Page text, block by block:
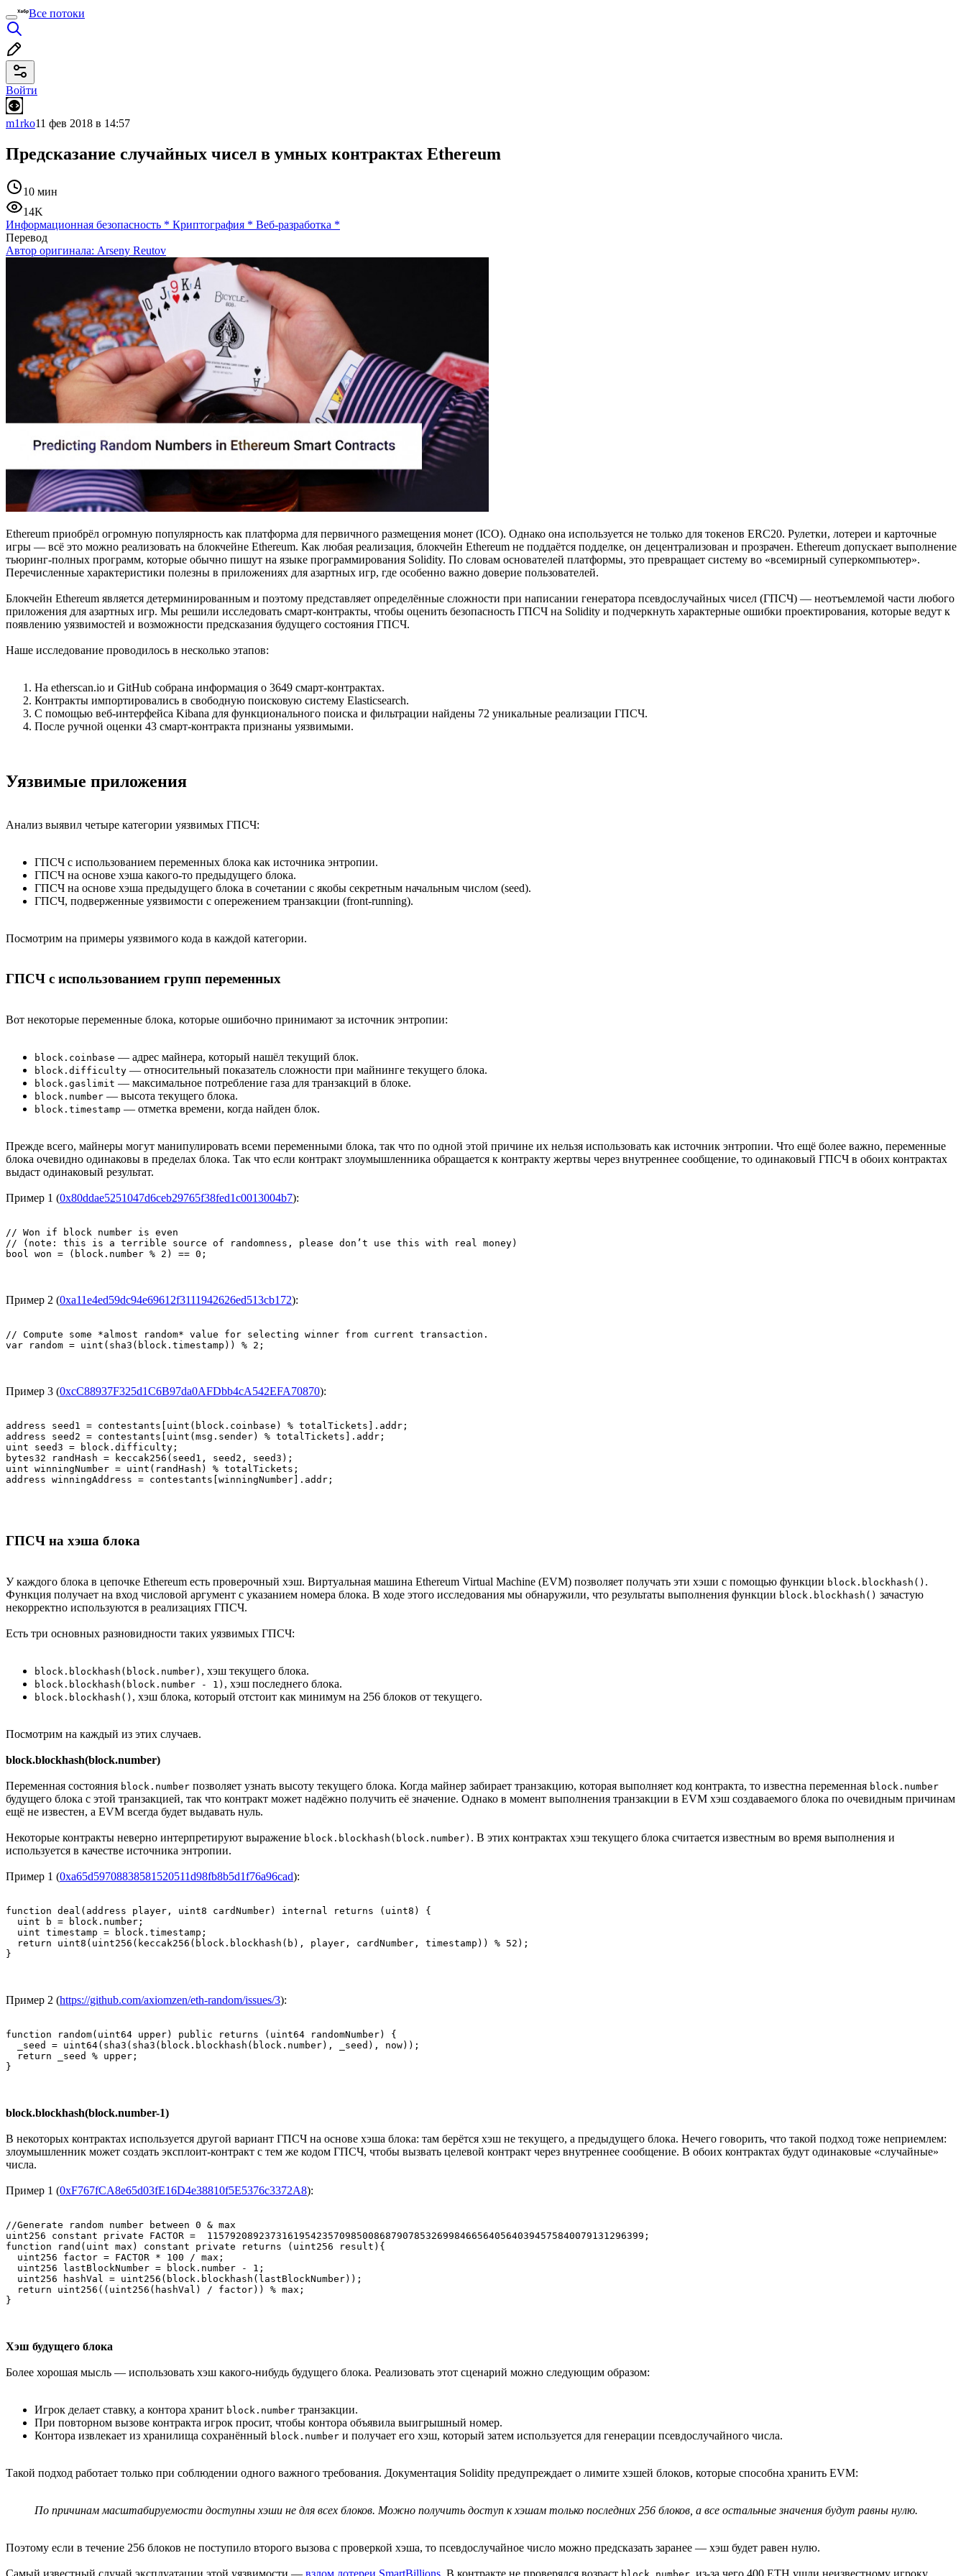
Все потоки
Войти
m1rko11 фев 2018 в 14:57
Предсказание случайных чисел в умных контрактах Ethereum
10 мин
14K
Информационная безопасность * Криптография * Веб-разработка *
Перевод
Автор оригинала: Arseny Reutov
Ethereum приобрёл огромную популярность как платформа для первичного размещения монет (ICO). Однако она используется не только для токенов ERC20. Рулетки, лотереи и карточные
игры — всё это можно реализовать на блокчейне Ethereum. Как любая реализация, блокчейн Ethereum не поддаётся подделке, он децентрализован и прозрачен. Ethereum допускает выполнение
тьюринг-полных программ, которые обычно пишут на языке программирования Solidity. По словам основателей платформы, это превращает систему во «всемирный суперкомпьютер».
Перечисленные характеристики полезны в приложениях для азартных игр, где особенно важно доверие пользователей.
Блокчейн Ethereum является детерминированным и поэтому представляет определённые сложности при написании генератора псевдослучайных чисел (ГПСЧ) — неотъемлемой части любого
приложения для азартных игр. Мы решили исследовать смарт-контракты, чтобы оценить безопасность ГПСЧ на Solidity и подчеркнуть характерные ошибки проектирования, которые ведут к
появлению уязвимостей и возможности предсказания будущего состояния ГПСЧ.
Наше исследование проводилось в несколько этапов:
На etherscan.io и GitHub собрана информация о 3649 смарт-контрактах.
Контракты импортировались в свободную поисковую систему Elasticsearch.
С помощью веб-интерфейса Kibana для функционального поиска и фильтрации найдены 72 уникальные реализации ГПСЧ.
После ручной оценки 43 смарт-контракта признаны уязвимыми.
Уязвимые приложения
Анализ выявил четыре категории уязвимых ГПСЧ:
ГПСЧ с использованием переменных блока как источника энтропии.
ГПСЧ на основе хэша какого-то предыдущего блока.
ГПСЧ на основе хэша предыдущего блока в сочетании с якобы секретным начальным числом (seed).
ГПСЧ, подверженные уязвимости с опережением транзакции (front-running).
Посмотрим на примеры уязвимого кода в каждой категории.
ГПСЧ с использованием групп переменных
Вот некоторые переменные блока, которые ошибочно принимают за источник энтропии:
block.coinbase — адрес майнера, который нашёл текущий блок.
block.difficulty — относительный показатель сложности при майнинге текущего блока.
block.gaslimit — максимальное потребление газа для транзакций в блоке.
block.number — высота текущего блока.
block.timestamp — отметка времени, когда найден блок.
Прежде всего, майнеры могут манипулировать всеми переменными блока, так что по одной этой причине их нельзя использовать как источник энтропии. Что ещё более важно, переменные
блока очевидно одинаковы в пределах блока. Так что если контракт злоумышленника обращается к контракту жертвы через внутреннее сообщение, то одинаковый ГПСЧ в обоих контрактах
выдаст одинаковый результат.
Пример 1 (0x80ddae5251047d6ceb29765f38fed1c0013004b7):
// Won if block number is even
// (note: this is a terrible source of randomness, please don’t use this with real money)
bool won = (block.number % 2) == 0;
Пример 2 (0xa11e4ed59dc94e69612f3111942626ed513cb172):
// Compute some *almost random* value for selecting winner from current transaction.
var random = uint(sha3(block.timestamp)) % 2;
Пример 3 (0xcC88937F325d1C6B97da0AFDbb4cA542EFA70870):
address seed1 = contestants[uint(block.coinbase) % totalTickets].addr;
address seed2 = contestants[uint(msg.sender) % totalTickets].addr;
uint seed3 = block.difficulty;
bytes32 randHash = keccak256(seed1, seed2, seed3);
uint winningNumber = uint(randHash) % totalTickets;
address winningAddress = contestants[winningNumber].addr;
ГПСЧ на хэша блока
У каждого блока в цепочке Ethereum есть проверочный хэш. Виртуальная машина Ethereum Virtual Machine (EVM) позволяет получать эти хэши с помощью функции block.blockhash() .
Функция получает на вход числовой аргумент с указанием номера блока. В ходе этого исследования мы обнаружили, что результаты выполнения функции block.blockhash() зачастую
некорректно используются в реализациях ГПСЧ.
Есть три основных разновидности таких уязвимых ГПСЧ:
block.blockhash(block.number) , хэш текущего блока.
block.blockhash(block.number - 1) , хэш последнего блока.
block.blockhash() , хэш блока, который отстоит как минимум на 256 блоков от текущего.
Посмотрим на каждый из этих случаев.
block.blockhash(block.number)
Переменная состояния block.number позволяет узнать высоту текущего блока. Когда майнер забирает транзакцию, которая выполняет код контракта, то известна переменная block.number
будущего блока с этой транзакцией, так что контракт может надёжно получить её значение. Однако в момент выполнения транзакции в EVM хэш создаваемого блока по очевидным причинам
ещё не известен, а EVM всегда будет выдавать нуль.
Некоторые контракты неверно интерпретируют выражение block.blockhash(block.number) . В этих контрактах хэш текущего блока считается известным во время выполнения и
используется в качестве источника энтропии.
Пример 1 (0xa65d59708838581520511d98fb8b5d1f76a96cad):
function deal(address player, uint8 cardNumber) internal returns (uint8) {
  uint b = block.number;
  uint timestamp = block.timestamp;
  return uint8(uint256(keccak256(block.blockhash(b), player, cardNumber, timestamp)) % 52);
}
Пример 2 (https://github.com/axiomzen/eth-random/issues/3):
function random(uint64 upper) public returns (uint64 randomNumber) {
  _seed = uint64(sha3(sha3(block.blockhash(block.number), _seed), now));
  return _seed % upper;
}
block.blockhash(block.number-1)
В некоторых контрактах используется другой вариант ГПСЧ на основе хэша блока: там берётся хэш не текущего, а предыдущего блока. Нечего говорить, что такой подход тоже неприемлем:
злоумышленник может создать эксплоит-контракт с тем же кодом ГПСЧ, чтобы вызвать целевой контракт через внутреннее сообщение. В обоих контрактах будут одинаковые «случайные»
числа.
Пример 1 (0xF767fCA8e65d03fE16D4e38810f5E5376c3372A8):
//Generate random number between 0 & max
uint256 constant private FACTOR =  1157920892373161954235709850086879078532699846656405640394575840079131296399;
function rand(uint max) constant private returns (uint256 result){
  uint256 factor = FACTOR * 100 / max;
  uint256 lastBlockNumber = block.number - 1;
  uint256 hashVal = uint256(block.blockhash(lastBlockNumber));
  return uint256((uint256(hashVal) / factor)) % max;
}
Хэш будущего блока
Более хорошая мысль — использовать хэш какого-нибудь будущего блока. Реализовать этот сценарий можно следующим образом:
Игрок делает ставку, а контора хранит block.number транзакции.
При повторном вызове контракта игрок просит, чтобы контора объявила выигрышный номер.
Контора извлекает из хранилища сохранённый block.number и получает его хэш, который затем используется для генерации псевдослучайного числа.
Такой подход работает только при соблюдении одного важного требования. Документация Solidity предупреждает о лимите хэшей блоков, которые способна хранить EVM:
По причинам масштабируемости доступны хэши не для всех блоков. Можно получить доступ к хэшам только последних 256 блоков, а все остальные значения будут равны нулю.
Поэтому если в течение 256 блоков не поступило второго вызова с проверкой хэша, то псевдослучайное число можно предсказать заранее — хэш будет равен нулю.
Самый известный случай эксплуатации этой уязвимости — взлом лотереи SmartBillions . В контракте не проверялся возраст , из-за чего 400 ETH ушли неизвестному игроку,